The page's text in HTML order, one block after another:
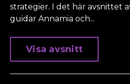
strategier. I det här avsnittet
guidar Annamia och...
Visa avsnitt